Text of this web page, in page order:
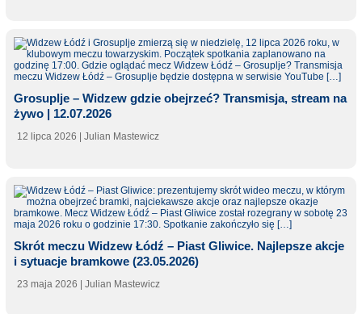
Grosuplje – Widzew gdzie obejrzeć? Transmisja, stream na
żywo | 12.07.2026
12 lipca 2026 | Julian Mastewicz
Skrót meczu Widzew Łódź – Piast Gliwice. Najlepsze akcje
i sytuacje bramkowe (23.05.2026)
23 maja 2026 | Julian Mastewicz